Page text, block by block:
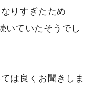
りすぎたため
いていたそうでし
は良くお聞きしま